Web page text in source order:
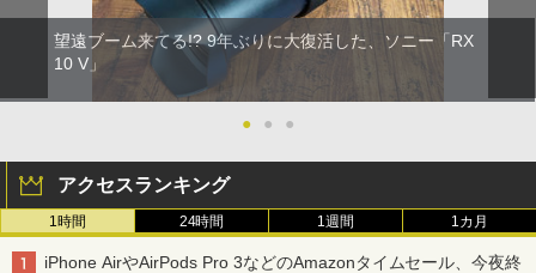
望遠ブーム来てる!? 9年ぶりに大復活した、ソニー「RX
10 V」
● ● ●
アクセスランキング
1時間 24時間 1週間 1カ月
iPhone AirやAirPods Pro 3などのAmazonタイムセール、今夜終